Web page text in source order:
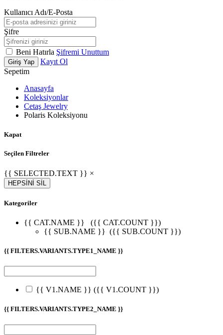
Kullanıcı Adı/E-Posta
Şifre
Beni Hatırla Şifremi Unuttum
Giriş Yap
Kayıt Ol
Sepetim
Anasayfa
Koleksiyonlar
Cetaş Jewelry
Polaris Koleksiyonu
Kapat
Seçilen Filtreler
{{ SELECTED.TEXT }} ×
HEPSİNİ SİL
Kategoriler
{{ CAT.NAME }}
({{ CAT.COUNT }})
{{ SUB.NAME }} ({{ SUB.COUNT }})
{{ FILTERS.VARIANTS.TYPE1_NAME }}
{{ V1.NAME }} ({{ V1.COUNT }})
{{ FILTERS.VARIANTS.TYPE2_NAME }}